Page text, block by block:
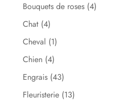
Bouquets de roses (4)
Chat (4)
Cheval (1)
Chien (4)
Engrais (43)
Fleuristerie (13)